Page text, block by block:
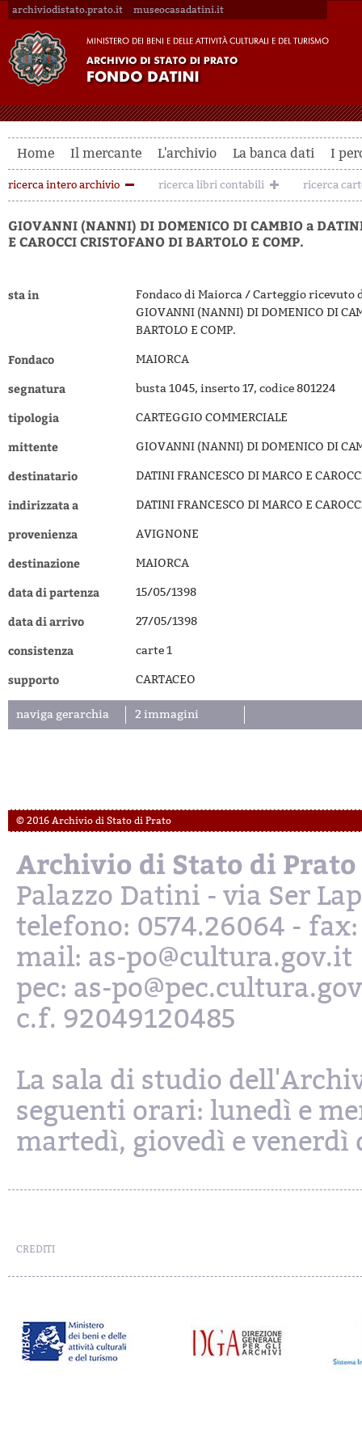
archiviodistato.prato.it museocasadatini.it
Home Il mercante L'archivio La banca dati I
ricerca intero archivio ricerca libri contabili ricerca
GIOVANNI (NANNI) DI DOMENICO DI CAMBIO a
E CAROCCI CRISTOFANO DI BARTOLO E COMP.
sta in
Fondaco di Maiorca / Carteggio ricevuto
GIOVANNI (NANNI) DI DOMENICO DI
BARTOLO E COMP.
Fondaco MAIORCA
segnatura busta 1045, inserto 17, codice 801224
tipologia CARTEGGIO COMMERCIALE
mittente GIOVANNI (NANNI) DI DOMENICO DI
destinatario DATINI FRANCESCO DI MARCO E
indirizzata a DATINI FRANCESCO DI MARCO E
provenienza AVIGNONE
destinazione MAIORCA
data di partenza 15/05/1398
data di arrivo 27/05/1398
consistenza carte 1
supporto CARTACEO
naviga gerarchia 2 immagini
© 2016 Archivio di Stato di Prato
Archivio di Stato di Prato
Palazzo Datini - via Ser
telefono: 0574.26064 - fax:
mail: as-po@cultura.gov.it
pec: as-
c.f. 92049120485
La sala di studio
seguenti orari: lunedì e
martedì, giovedì e venerdì
CREDITI